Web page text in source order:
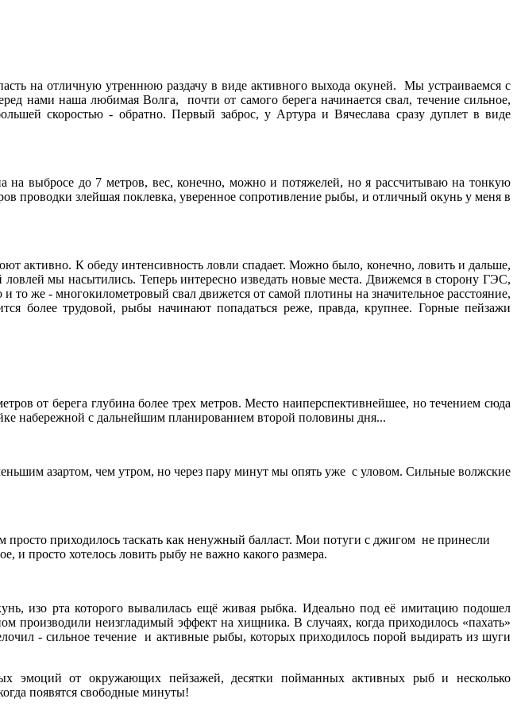
на отличную утреннюю раздачу в виде активного выхода окуней. Мы устраиваемся с
нами наша любимая Волга, почти от самого берега начинается свал, течение сильное,
скоростью - обратно. Первый заброс, у Артура и Вячеслава сразу дуплет в виде
на выбросе до 7 метров, вес, конечно, можно и потяжелей, но я рассчитываю на тонкую
проводки злейшая поклевка, уверенное сопротивление рыбы, и отличный окунь у меня в
активно. К обеду интенсивность ловли спадает. Можно было, конечно, ловить и дальше,
мы насытились. Теперь интересно изведать новые места. Движемся в сторону ГЭС,
то же - многокилометровый свал движется от самой плотины на значительное расстояние,
более трудовой, рыбы начинают попадаться реже, правда, крупнее. Горные пейзажи
от берега глубина более трех метров. Место наиперспективнейшее, но течением сюда
набережной с дальнейшим планированием второй половины дня...
азартом, чем утром, но через пару минут мы опять уже с уловом. Сильные волжские
приходилось таскать как ненужный балласт. Мои потуги с джигом не принесли
и просто хотелось ловить рыбу не важно какого размера.
изо рта которого вывалилась ещё живая рыбка. Идеально под её имитацию подошел
производили неизгладимый эффект на хищника. В случаях, когда приходилось «пахать»
- сильное течение и активные рыбы, которых приходилось порой выдирать из шуги
эмоций от окружающих пейзажей, десятки пойманных активных рыб и несколько
появятся свободные минуты!